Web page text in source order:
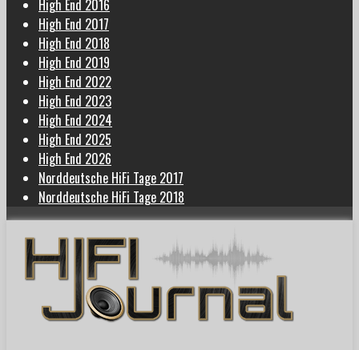
High End 2016
High End 2017
High End 2018
High End 2019
High End 2022
High End 2023
High End 2024
High End 2025
High End 2026
Norddeutsche HiFi Tage 2017
Norddeutsche HiFi Tage 2018